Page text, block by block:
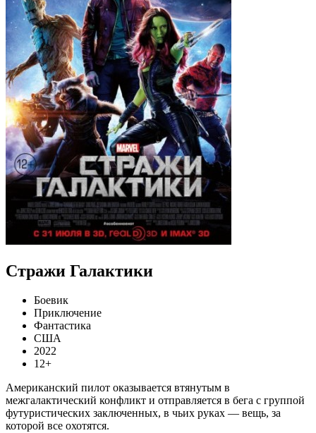
Стражи Галактики
Боевик
Приключение
Фантастика
США
2022
12+
Американский пилот оказывается втянутым в
межгалактический конфликт и отправляется в бега с группой
футуристических заключенных, в чьих руках — вещь, за
которой все охотятся.